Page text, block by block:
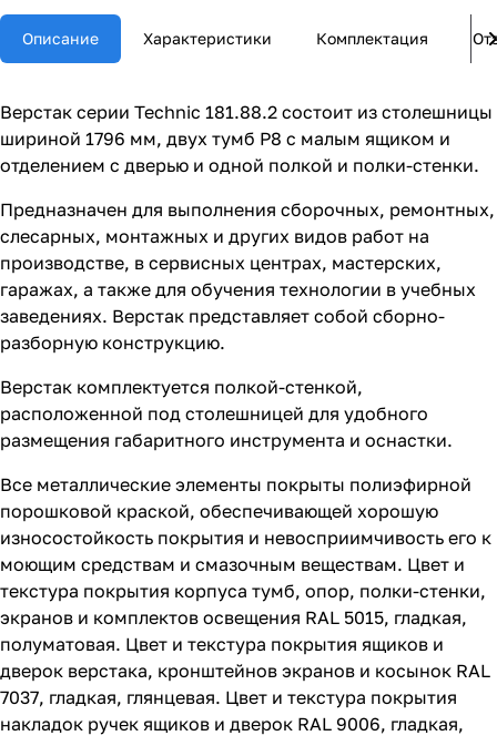
Описание Характеристики Комплектация
Верстак серии Technic 181.88.2 состоит из столешницы
шириной 1796 мм, двух тумб P8 с малым ящиком и
отделением с дверью и одной полкой и полки-стенки.
Предназначен для выполнения сборочных, ремонтных,
слесарных, монтажных и других видов работ на
производстве, в сервисных центрах, мастерских,
гаражах, а также для обучения технологии в учебных
заведениях. Верстак представляет собой сборно-
разборную конструкцию.
Верстак комплектуется полкой-стенкой,
расположенной под столешницей для удобного
размещения габаритного инструмента и оснастки.
Все металлические элементы покрыты полиэфирной
порошковой краской, обеспечивающей хорошую
износостойкость покрытия и невосприимчивость его к
моющим средствам и смазочным веществам. Цвет и
текстура покрытия корпуса тумб, опор, полки-стенки,
экранов и комплектов освещения RAL 5015, гладкая,
полуматовая. Цвет и текстура покрытия ящиков и
дверок верстака, кронштейнов экранов и косынок RAL
7037, гладкая, глянцевая. Цвет и текстура покрытия
накладок ручек ящиков и дверок RAL 9006, гладкая,